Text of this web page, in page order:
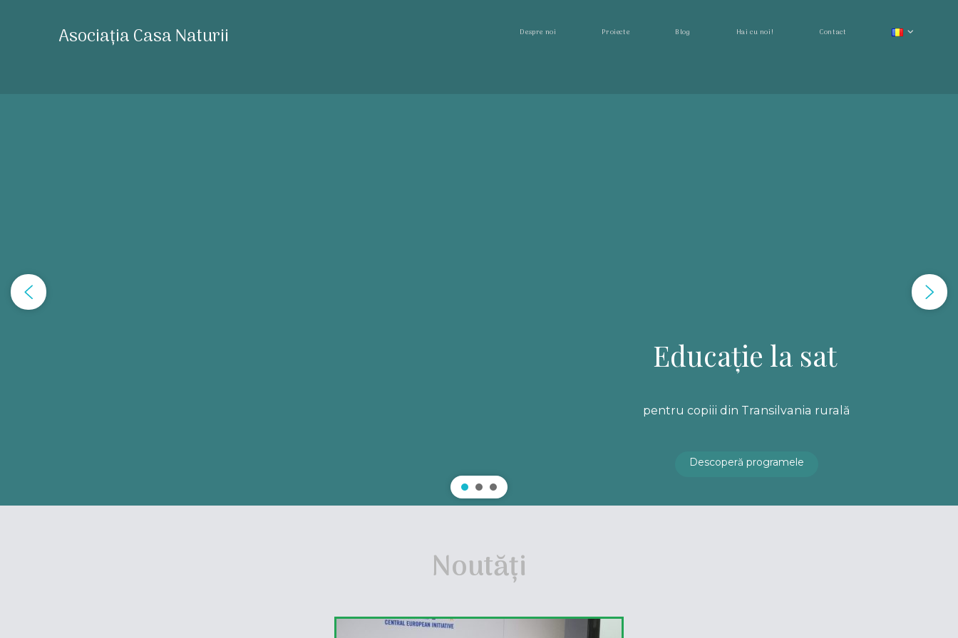
Asociația Casa Naturii Despre noi Proiecte Blog Hai cu noi! Contact
Educație la sat
pentru copiii din Transilvania rurală
Descoperă programele
Noutăți